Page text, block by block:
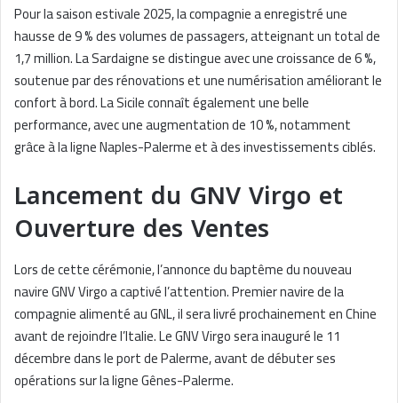
Pour la saison estivale 2025, la compagnie a enregistré une
hausse de 9 % des volumes de passagers, atteignant un total de
1,7 million. La Sardaigne se distingue avec une croissance de 6 %,
soutenue par des rénovations et une numérisation améliorant le
confort à bord. La Sicile connaît également une belle
performance, avec une augmentation de 10 %, notamment
grâce à la ligne Naples-Palerme et à des investissements ciblés.
Lancement du GNV Virgo et
Ouverture des Ventes
Lors de cette cérémonie, l’annonce du baptême du nouveau
navire GNV Virgo a captivé l’attention. Premier navire de la
compagnie alimenté au GNL, il sera livré prochainement en Chine
avant de rejoindre l’Italie. Le GNV Virgo sera inauguré le 11
décembre dans le port de Palerme, avant de débuter ses
opérations sur la ligne Gênes-Palerme.